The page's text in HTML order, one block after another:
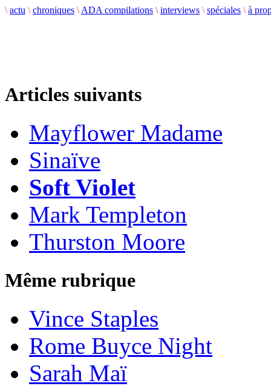
\ actu \ chroniques \ ADA compilations \ interviews \ spéciales \ à
Articles suivants
Mayflower Madame
Sinaïve
Soft Violet
Mark Templeton
Thurston Moore
Même rubrique
Vince Staples
Rome Buyce Night
Sarah Maï